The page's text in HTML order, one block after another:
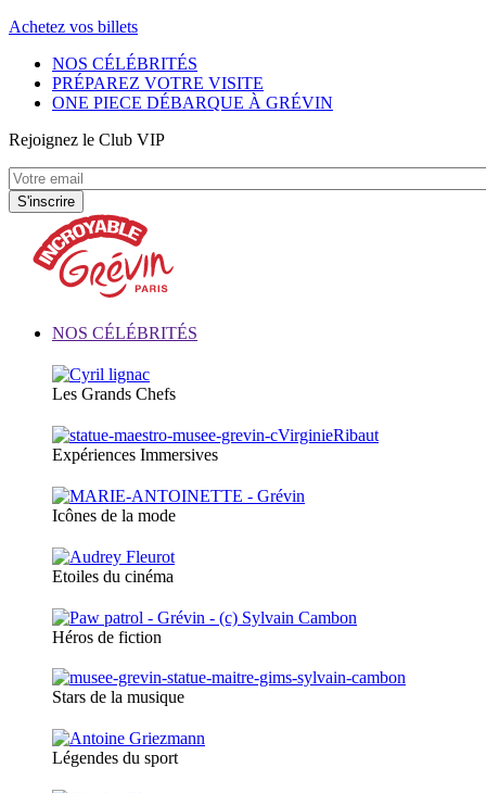
Achetez vos billets
NOS CÉLÉBRITÉS
PRÉPAREZ VOTRE VISITE
ONE PIECE DÉBARQUE À GRÉVIN
Rejoignez le Club VIP
NOS CÉLÉBRITÉS
Les Grands Chefs
Expériences Immersives
Icônes de la mode
Etoiles du cinéma
Héros de fiction
Stars de la musique
Légendes du sport